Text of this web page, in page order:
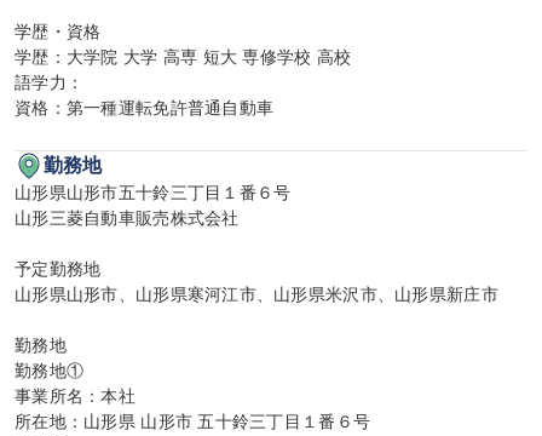
学歴・資格
学歴：大学院 大学 高専 短大 専修学校 高校
語学力：
資格：第一種運転免許普通自動車
勤務地
山形県山形市五十鈴三丁目１番６号
山形三菱自動車販売株式会社
予定勤務地
山形県山形市、山形県寒河江市、山形県米沢市、山形県新庄市
勤務地
勤務地①
事業所名：本社
所在地：山形県 山形市 五十鈴三丁目１番６号